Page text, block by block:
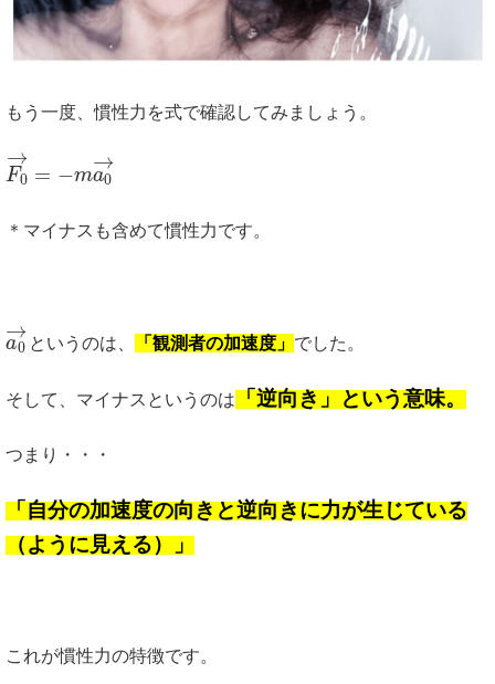
もう一度、慣性力を式で確認してみましょう。
F0
→
= −ma0
→
＊マイナスも含めて慣性力です。
a0
→
というのは、 「観測者の加速度」 でした。
そして、マイナスというのは 「逆向き」という意味。
つまり・・・
「自分の加速度の向きと逆向きに力が生じている
（ように見える）」
これが慣性力の特徴です。